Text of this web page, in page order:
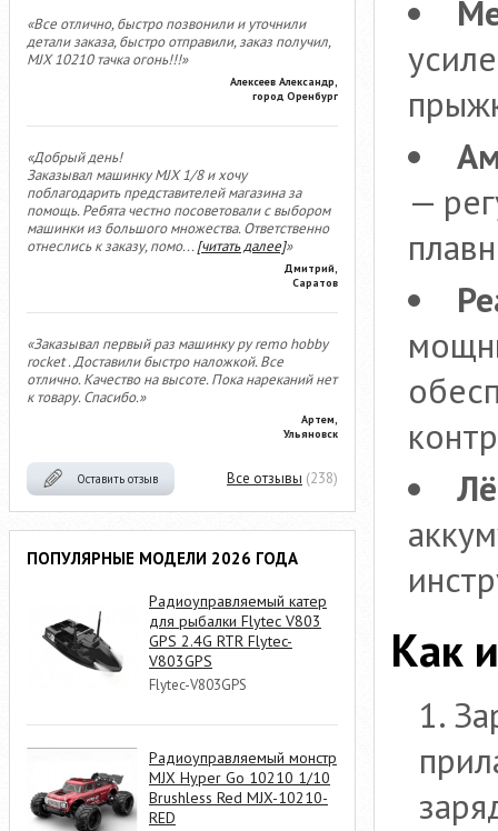
«Все отлично, быстро позвонили и уточнили
детали заказа, быстро отправили, заказ получил,
MJX 10210 тачка огонь!!!»
Алексеев Александр,
город Оренбург
«Добрый день!
Заказывал машинку MJX 1/8 и хочу
поблагодарить представителей магазина за
помощь. Ребята честно посоветовали с выбором
машинки из большого множества. Ответственно
отнеслись к заказу, помо...[читать далее]»
Дмитрий,
Саратов
«Заказывал первый раз машинку ру remo hobby
rocket . Доставили быстро наложкой. Все
отлично. Качество на высоте. Пока нареканий нет
к товару. Спасибо.»
Артем,
Ульяновск
Оставить отзыв Все отзывы (238)
ПОПУЛЯРНЫЕ МОДЕЛИ 2026 ГОДА
Радиоуправляемый катер
для рыбалки Flytec V803
GPS 2.4G RTR Flytec-
V803GPS
Flytec-V803GPS
Радиоуправляемый монстр
MJX Hyper Go 10210 1/10
Brushless Red MJX-10210-
RED
—
Как